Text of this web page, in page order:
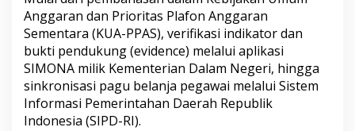
Anggaran dan Prioritas Plafon Anggaran
Sementara (KUA-PPAS), verifikasi indikator dan
bukti pendukung (evidence) melalui aplikasi
SIMONA milik Kementerian Dalam Negeri, hingga
sinkronisasi pagu belanja pegawai melalui Sistem
Informasi Pemerintahan Daerah Republik
Indonesia (SIPD-RI).